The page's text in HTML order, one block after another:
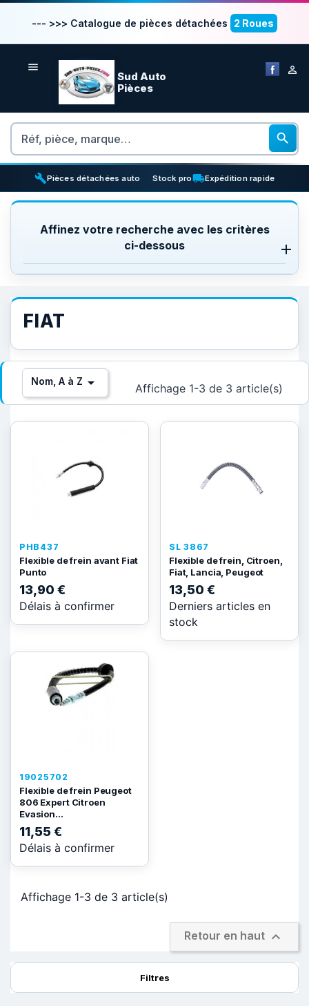
--- >>> Catalogue de pièces détachées 2 Roues
 
Sud Auto
Pièces
Rechercher

buildPièces détachées auto inventory_2
Stock prolocal_shippingExpédition rapide
Affinez votre recherche avec les critères
ci-dessous
FIAT
Nom, A à Z  Affichage 1-3 de 3 article(s)
PHB437
Flexible de frein avant Fiat
Punto
13,90 €
Délais à confirmer
SL 3867
Flexible de frein, Citroen,
Fiat, Lancia, Peugeot
13,50 €
Derniers articles en
stock
19025702
Flexible de frein Peugeot
806 Expert Citroen
Evasion...
11,55 €
Délais à confirmer
Affichage 1-3 de 3 article(s)
Retour en haut 
Filtres